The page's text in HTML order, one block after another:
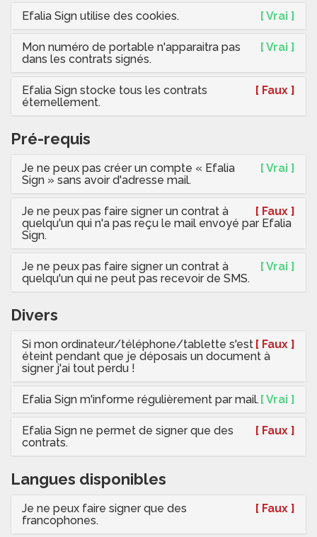
[ Vrai ]
Efalia Sign utilise des cookies.
[ Vrai ]
Mon numéro de portable n'apparaitra pas
dans les contrats signés.
[ Faux ]
Efalia Sign stocke tous les contrats
éternellement.
Pré-requis
[ Vrai ]
Je ne peux pas créer un compte « Efalia
Sign » sans avoir d'adresse mail.
[ Faux ]
Je ne peux pas faire signer un contrat à
quelqu'un qui n'a pas reçu le mail envoyé par Efalia
Sign.
[ Vrai ]
Je ne peux pas faire signer un contrat à
quelqu'un qui ne peut pas recevoir de SMS.
Divers
[ Faux ]
Si mon ordinateur/téléphone/tablette s'est
éteint pendant que je déposais un document à
signer j'ai tout perdu !
[ Vrai ]
Efalia Sign m'informe régulièrement par mail.
[ Faux ]
Efalia Sign ne permet de signer que des
contrats.
Langues disponibles
[ Faux ]
Je ne peux faire signer que des
francophones.